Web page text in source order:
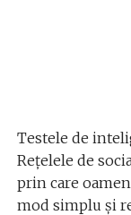
Testele de
Rețelele de
prin care
mod simplu și